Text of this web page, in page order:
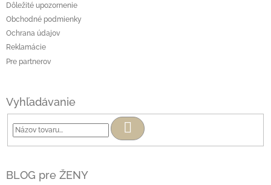
Dôležité upozornenie
Obchodné podmienky
Ochrana údajov
Reklamácie
Pre partnerov
Vyhľadávanie
Hľadať
BLOG pre ŽENY